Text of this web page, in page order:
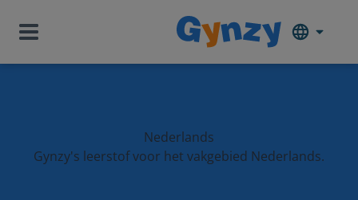
Nederlands
Gynzy's leerstof voor het vakgebied Nederlands.